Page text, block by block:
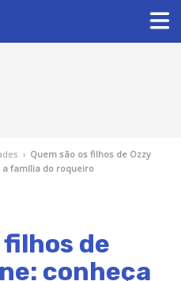
› Quem são os filhos de Ozzy
a família do roqueiro
filhos de
conheça